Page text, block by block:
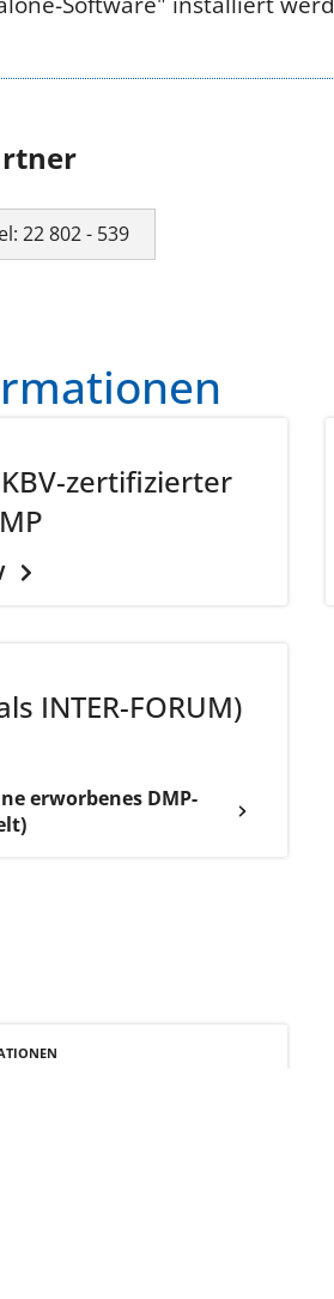
22 802 - 539
zertifizierter
INTER-FORUM)
erworbenes DMP-